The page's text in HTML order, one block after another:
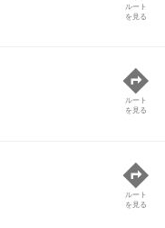
ルート
を見る
ルート
を見る
ルート
を見る